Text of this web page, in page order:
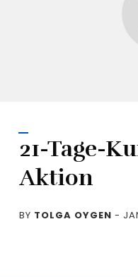
21-Tage-
Aktion
BY TOLGA OYGEN -